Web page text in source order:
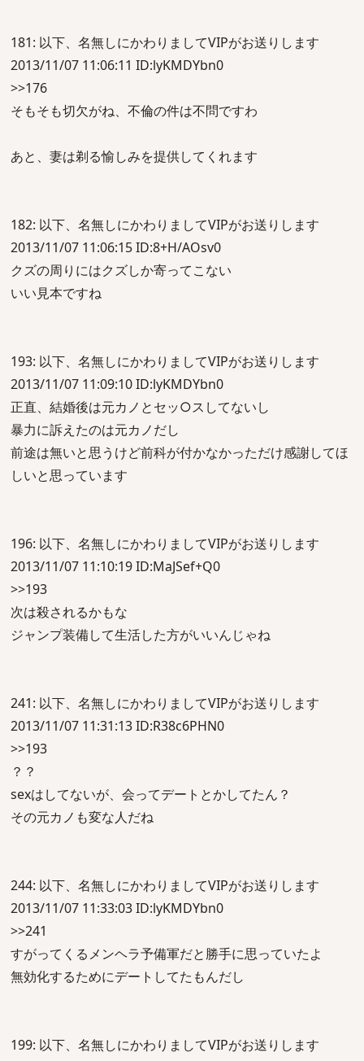
181: 以下、名無しにかわりましてVIPがお送りします
2013/11/07 11:06:11 ID:lyKMDYbn0
>>176
そもそも切欠がね、不倫の件は不問ですわ
あと、妻は剃る愉しみを提供してくれます
182: 以下、名無しにかわりましてVIPがお送りします
2013/11/07 11:06:15 ID:8+H/AOsv0
クズの周りにはクズしか寄ってこない
いい見本ですね
193: 以下、名無しにかわりましてVIPがお送りします
2013/11/07 11:09:10 ID:lyKMDYbn0
正直、結婚後は元カノとセッ○スしてないし
暴力に訴えたのは元カノだし
前途は無いと思うけど前科が付かなかっただけ感謝してほ
しいと思っています
196: 以下、名無しにかわりましてVIPがお送りします
2013/11/07 11:10:19 ID:MaJSef+Q0
>>193
次は殺されるかもな
ジャンプ装備して生活した方がいいんじゃね
241: 以下、名無しにかわりましてVIPがお送りします
2013/11/07 11:31:13 ID:R38c6PHN0
>>193
？？
sexはしてないが、会ってデートとかしてたん？
その元カノも変な人だね
244: 以下、名無しにかわりましてVIPがお送りします
2013/11/07 11:33:03 ID:lyKMDYbn0
>>241
すがってくるメンヘラ予備軍だと勝手に思っていたよ
無効化するためにデートしてたもんだし
199: 以下、名無しにかわりましてVIPがお送りします